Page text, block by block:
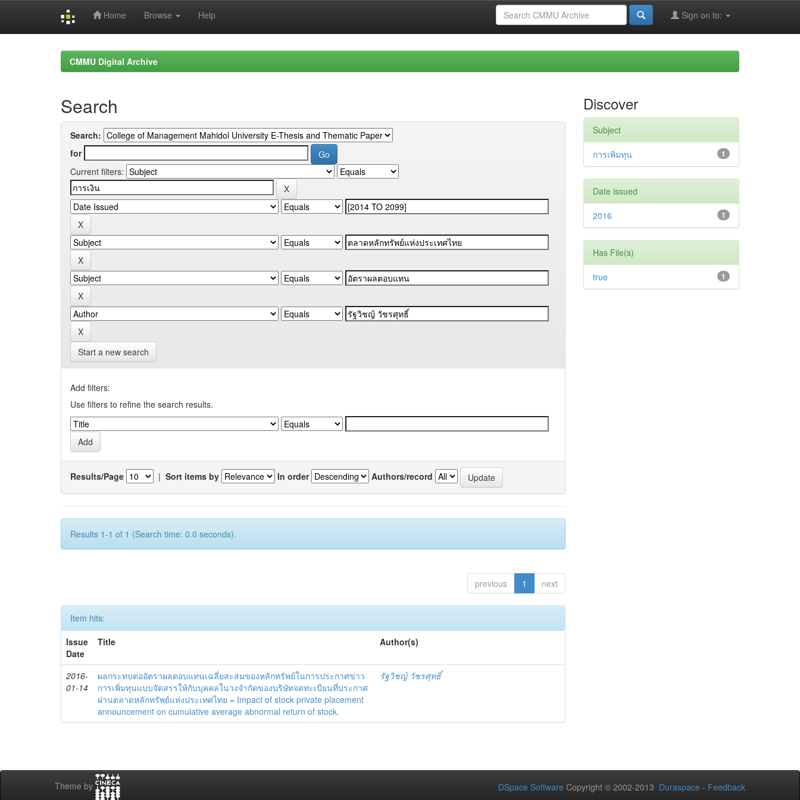
Home Browse Help Sign on to:
CMMU Digital Archive
Search
Search:
for
Current filters:
Start a new search
Add filters:
Use filters to refine the search results.
Results/Page | Sort items by In order Authors/record
Results 1-1 of 1 (Search time: 0.0 seconds).
previous 1 next
Item hits:
Issue
Date
Title Author(s)
2016-
01-14
ผลกระทบต่ออัตราผลตอบแทนเฉลี่ยสะสมของหลักทรัพย์ในการประกาศข่าว
การเพิ่มทุนแบบจัดสรรให้กับบุคคลในวงจำกัดของบริษัทจดทะเบียนที่ประกาศ
ผ่านตลาดหลักทรัพย์แห่งประเทศไทย = Impact of stock private placement
announcement on cumulative average abnormal return of stock.
รัฐวิชญ์ วัชรศุทธิ์
Discover
Subject
1
การเพิ่มทุน
Date issued
1
2016
Has File(s)
1
true
Theme by DSpace Software Copyright © 2002-2013 Duraspace - Feedback